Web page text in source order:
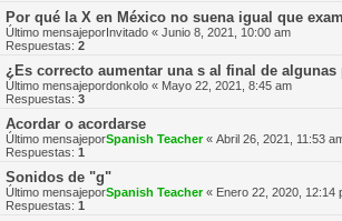
Por qué la X en México no suena igual que
Último mensajeporInvitado « Junio 8, 2021, 10:00 am
Respuestas: 2
¿Es correcto aumentar una s al final de algunas
Último mensajepordonkolo « Mayo 22, 2021, 8:45 am
Respuestas: 3
Acordar o acordarse
Último mensajeporSpanish Teacher« Abril 26, 2021, 11:53
Respuestas: 1
Sonidos de "g"
Último mensajeporSpanish Teacher« Enero 22, 2020, 12:14
Respuestas: 1